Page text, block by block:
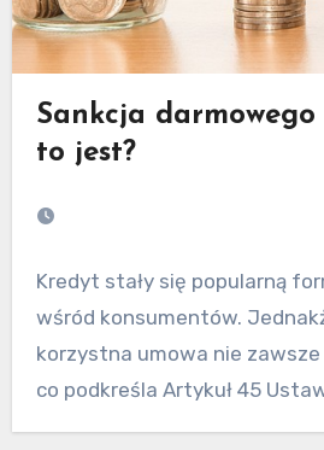
Sankcja
to jest?
Kredyt stały się popularną
wśród konsumentów.
korzystna umowa nie
co podkreśla Artykuł 45